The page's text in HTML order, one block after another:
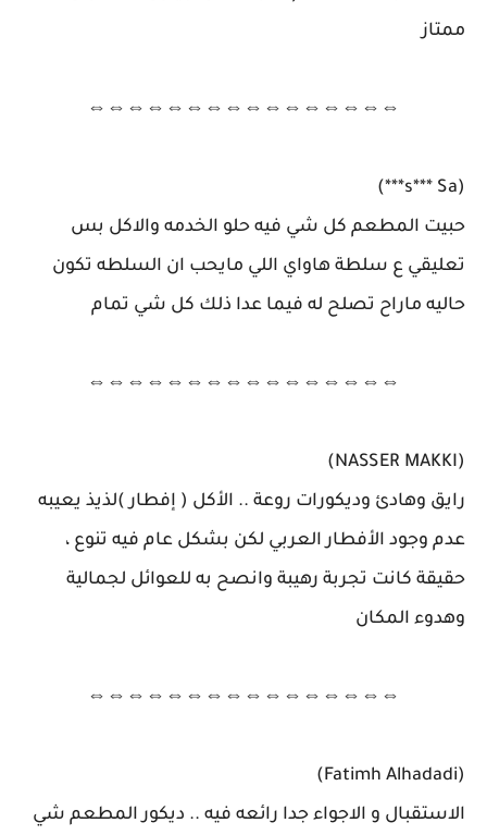
ممتاز
⇔⇔⇔⇔⇔⇔⇔⇔⇔⇔⇔⇔⇔⇔⇔⇔
(s*** Sa***)
حبيت المطعم كل شي فيه حلو الخدمه والاكل بس
تعليقي ع سلطة هاواي اللي مايحب ان السلطه تكون
حاليه ماراح تصلح له فيما عدا ذلك كل شي تمام
⇔⇔⇔⇔⇔⇔⇔⇔⇔⇔⇔⇔⇔⇔⇔⇔
(NASSER MAKKI)
رايق وهادئ وديكورات روعة .. الأكل ( إفطار )لذيذ يعيبه
عدم وجود الأفطار العربي لكن بشكل عام فيه تنوع ،
حقيقة كانت تجربة رهيبة وانصح به للعوائل لجمالية
وهدوء المكان
⇔⇔⇔⇔⇔⇔⇔⇔⇔⇔⇔⇔⇔⇔⇔⇔
(Fatimh Alhadadi)
الاستقبال و الاجواء جدا رائعه فيه .. ديكور المطعم شي